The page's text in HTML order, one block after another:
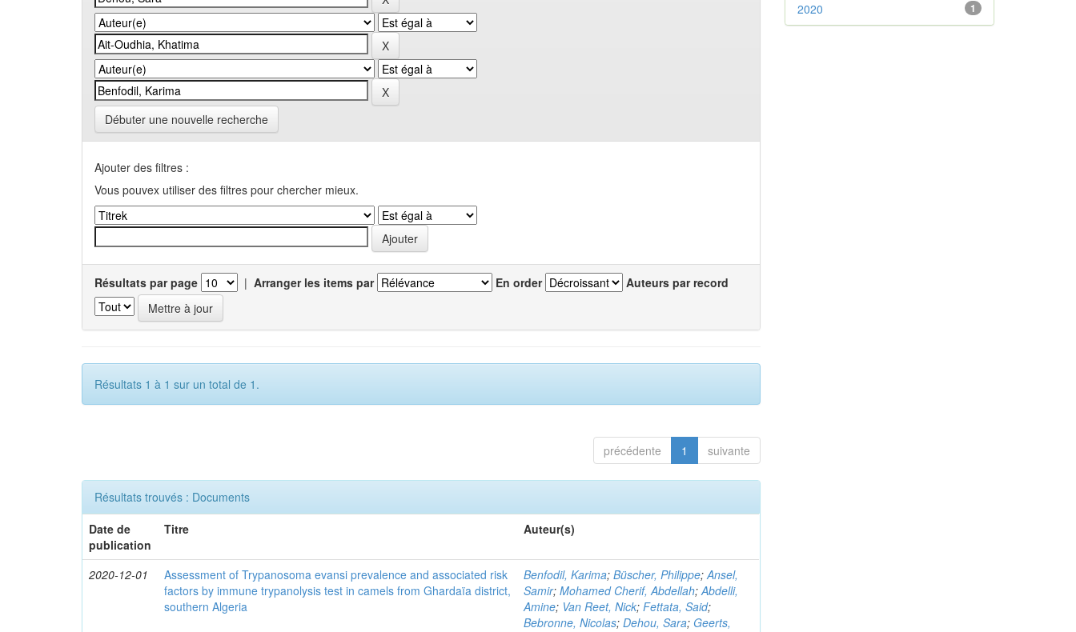
Débuter une nouvelle recherche
Ajouter des filtres :
Vous pouvex utiliser des filtres pour chercher mieux.
Résultats par page | Arranger les items par En order Auteurs par record
Résultats 1 à 1 sur un total de 1.
précédente 1 suivante
Résultats trouvés : Documents
Date de
publication
Titre Auteur(s)
2020-12-01
Assessment of Trypanosoma evansi prevalence and associated risk
factors by immune trypanolysis test in camels from Ghardaïa district,
southern Algeria
Benfodil, Karima;Büscher, Philippe;Ansel,
Samir;Mohamed Cherif, Abdellah;Abdelli,
Amine; Van Reet, Nick;Fettata, Said;
Bebronne, Nicolas;Dehou, Sara; Geerts,
1
2020